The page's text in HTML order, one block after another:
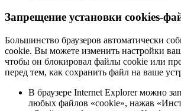
Запрещение установки cookies-
Большинство браузеров автоматически
cookie. Вы можете изменить настройки
чтобы он блокировал файлы cookie или
перед тем, как сохранить файл на ваше
В браузере Internet Explorer можно
любых файлов «cookie», нажав